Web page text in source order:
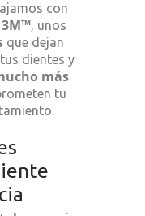
con
, unos
que dejan
dientes y
más
tu